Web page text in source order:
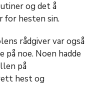
og det å
for hesten sin.
rådgiver var også
på noe. Noen hadde
på
hest og